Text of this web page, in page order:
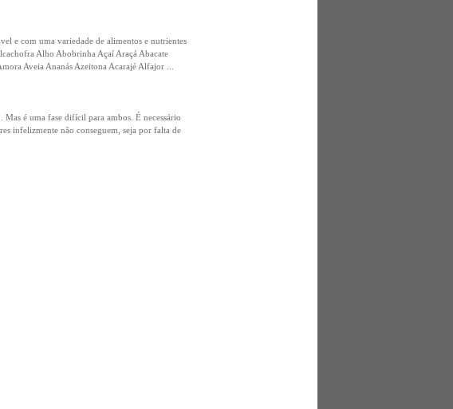
e com uma variedade de alimentos e nutrientes
Alho Abobrinha Açaí Araçá Abacate
Aveia Ananás Azeitona Acarajé Alfajor ...
é uma fase difícil para ambos. É necessário
infelizmente não conseguem, seja por falta de